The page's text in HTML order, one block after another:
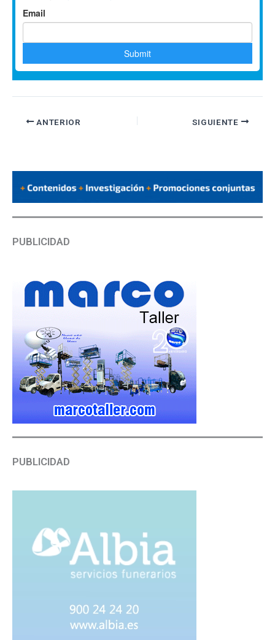
ANTERIOR SIGUIENTE
PUBLICIDAD
PUBLICIDAD